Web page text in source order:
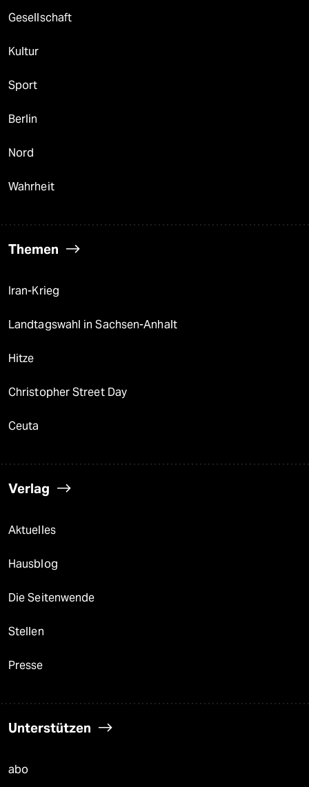
Gesellschaft
Kultur
Sport
Berlin
Nord
Wahrheit
Themen
Iran-Krieg
Landtagswahl in Sachsen-Anhalt
Hitze
Christopher Street Day
Ceuta
Verlag
Aktuelles
Hausblog
Die Seitenwende
Stellen
Presse
Unterstützen
abo